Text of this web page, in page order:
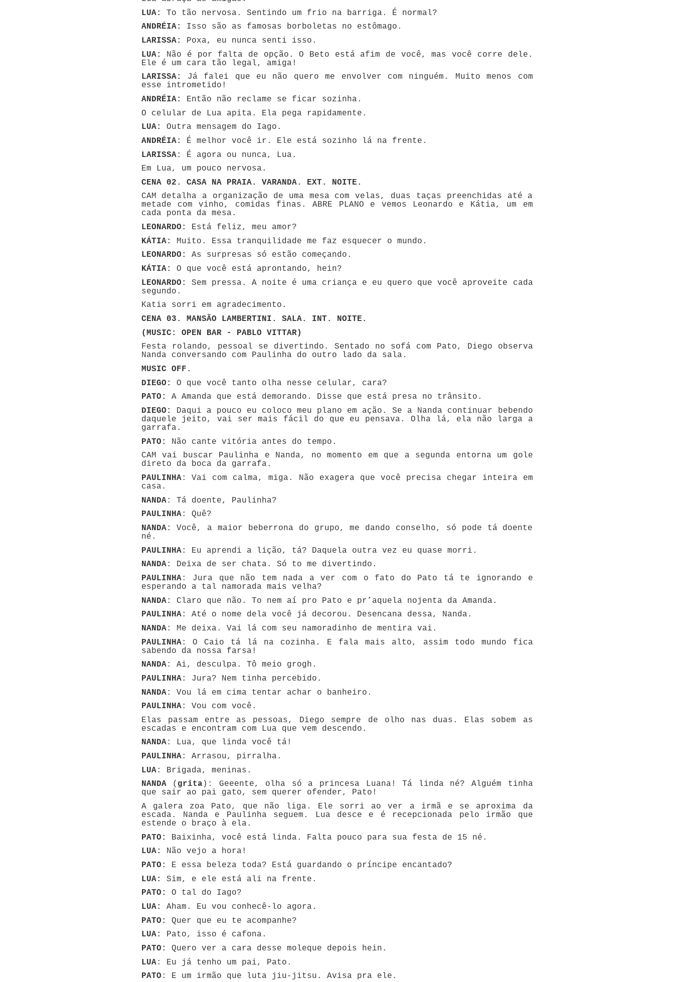
LUA:
To tão nervosa. Sentindo um frio na barriga. É normal?
ANDRÉIA:
Isso são as famosas borboletas no estômago.
LARISSA:
Poxa, eu nunca senti isso.
LUA:
Não é por falta de opção. O Beto está afim de você, mas você corre dele.
Ele é um cara tão legal, amiga!
LARISSA:
Já falei que eu não quero me envolver com ninguém. Muito menos com
esse intrometido!
ANDRÉIA:
Então não reclame se ficar sozinha.
O celular de Lua apita. Ela pega rapidamente.
LUA:
Outra mensagem do Iago.
ANDRÉIA:
É melhor você ir. Ele está sozinho lá na frente.
LARISSA: É agora ou nunca, Lua.
Em Lua, um pouco nervosa.
CENA 02. CASA NA PRAIA. VARANDA. EXT. NOITE.
CAM detalha a organização de uma mesa com velas, duas taças preenchidas até a
metade com vinho, comidas finas. ABRE PLANO e vemos Leonardo e Kátia, um em
cada ponta da mesa.
LEONARDO:
Está feliz, meu amor?
KÁTIA:
Muito. Essa tranquilidade me faz esquecer o mundo.
LEONARDO:
As surpresas só estão começando.
KÁTIA:
O que você está aprontando, hein?
LEONARDO:
Sem pressa. A noite é uma criança e eu quero que você aproveite cada
segundo.
Katia sorri em agradecimento.
CENA 03. MANSÃO LAMBERTINI. SALA. INT. NOITE.
(MUSIC: OPEN BAR - PABLO VITTAR)
Festa rolando, pessoal se divertindo. Sentado no sofá com Pato, Diego observa
Nanda conversando com Paulinha do outro lado da sala.
MUSIC OFF.
DIEGO:
O que você tanto olha nesse celular, cara?
PATO:
A Amanda que está demorando. Disse que está presa no trânsito.
DIEGO:
Daqui a pouco eu coloco meu plano em ação. Se a Nanda continuar bebendo
daquele jeito, vai ser mais fácil do que eu pensava. Olha lá, ela não larga a
garrafa.
PATO:
Não cante vitória antes do tempo.
CAM vai buscar Paulinha e Nanda, no momento em que a segunda entorna um gole
direto da boca da garrafa.
PAULINHA: Vai com calma, miga. Não exagera que você precisa chegar inteira em
casa.
NANDA: Tá doente, Paulinha?
PAULINHA: Quê?
NANDA: Você, a maior beberrona do grupo, me dando conselho, só pode tá doente
né.
PAULINHA: Eu aprendi a lição, tá? Daquela outra vez eu quase morri.
NANDA: Deixa de ser chata. Só to me divertindo.
PAULINHA: Jura que não tem nada a ver com o fato do Pato tá te ignorando e
esperando a tal namorada mais velha?
NANDA: Claro que não. To nem aí pro Pato e pr’aquela nojenta da Amanda.
PAULINHA: Até o nome dela você já decorou. Desencana dessa, Nanda.
NANDA: Me deixa. Vai lá com seu namoradinho de mentira vai.
PAULINHA: O Caio tá lá na cozinha. E fala mais alto, assim todo mundo fica
sabendo da nossa farsa!
NANDA: Ai, desculpa. Tô meio grogh.
PAULINHA: Jura? Nem tinha percebido.
NANDA: Vou lá em cima tentar achar o banheiro.
PAULINHA: Vou com você.
Elas passam entre as pessoas, Diego sempre de olho nas duas. Elas sobem as
escadas e encontram com Lua que vem descendo.
NANDA: Lua, que linda você tá!
PAULINHA: Arrasou, pirralha.
LUA: Brigada, meninas.
NANDA
( grita ): Geeente, olha só a princesa Luana! Tá linda né? Alguém tinha
que sair ao pai gato, sem querer ofender, Pato!
A galera zoa Pato, que não liga. Ele sorri ao ver a irmã e se aproxima da
escada. Nanda e Paulinha seguem. Lua desce e é recepcionada pelo irmão que
estende o braço à ela.
PATO:
Baixinha, você está linda. Falta pouco para sua festa de 15 né.
LUA:
Não vejo a hora!
PATO:
E essa beleza toda? Está guardando o príncipe encantado?
LUA:
Sim, e ele está ali na frente.
PATO:
O tal do Iago?
LUA:
Aham. Eu vou conhecê-lo agora.
PATO:
Quer que eu te acompanhe?
LUA:
Pato, isso é cafona.
PATO:
Quero ver a cara desse moleque depois hein.
LUA: Eu já tenho um pai, Pato.
PATO : E um irmão que luta jiu-jitsu. Avisa pra ele.